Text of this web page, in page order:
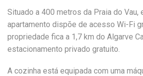
Situado a 400 metros da Praia do Vau,
apartamento dispõe de acesso Wi-Fi
propriedade fica a 1,7 km do Algarve
estacionamento privado gratuito.
A cozinha está equipada com uma